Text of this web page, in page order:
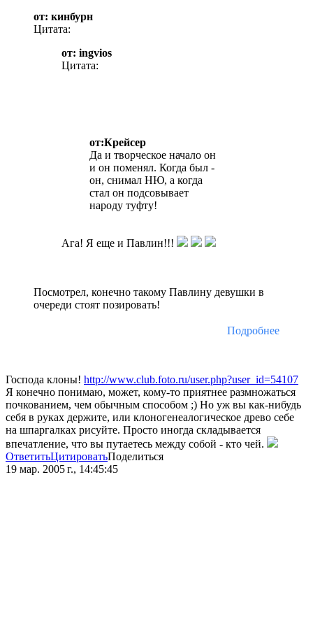
от: кинбурн
Цитата:
от: ingvios
Цитата:
от:Крейсер
Да и творческое начало он
и он поменял. Когда был -
он, снимал НЮ, а когда
стал он подсовывает
народу туфту!
Ага! Я еще и Павлин!!!
Посмотрел, конечно такому Павлину девушки в
очереди стоят позировать!
Подробнее
Господа клоны! http://www.club.foto.ru/user.php?user_id=54107
Я конечно понимаю, может, кому-то приятнее размножаться
почкованием, чем обычным способом ;) Но уж вы как-нибудь
себя в руках держите, или клоногенеалогическое древо себе
на шпаргалках рисуйте. Просто иногда складывается
впечатление, что вы путаетесь между собой - кто чей.
ОтветитьЦитироватьПоделиться
19 мар. 2005 г., 14:45:45